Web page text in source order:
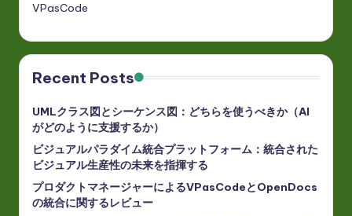
VPasCode
Recent Posts
UMLクラス図とシーケンス図：どちらを使うべきか（AI
がどのように支援するか）
ビジュアルパラダイム統合プラットフォーム：統合された
ビジュアル生産性の未来を指揮する
プロダクトマネージャーによるVPasCodeとOpenDocs
の統合に関するレビュー